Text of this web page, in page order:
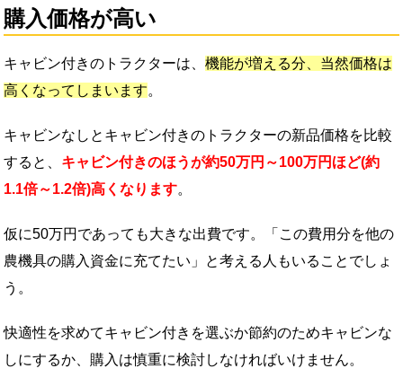
購入価格が高い
キャビン付きのトラクターは、機能が増える分、当然価格は
高くなってしまいます。
キャビンなしとキャビン付きのトラクターの新品価格を比較
すると、 キャビン付きのほうが約50万円～100万円ほど(約
1.1倍～1.2倍)高くなります。
仮に50万円であっても大きな出費です。「この費用分を他の
農機具の購入資金に充てたい」と考える人もいることでしょ
う。
快適性を求めてキャビン付きを選ぶか節約のためキャビンな
しにするか、購入は慎重に検討しなければいけません。